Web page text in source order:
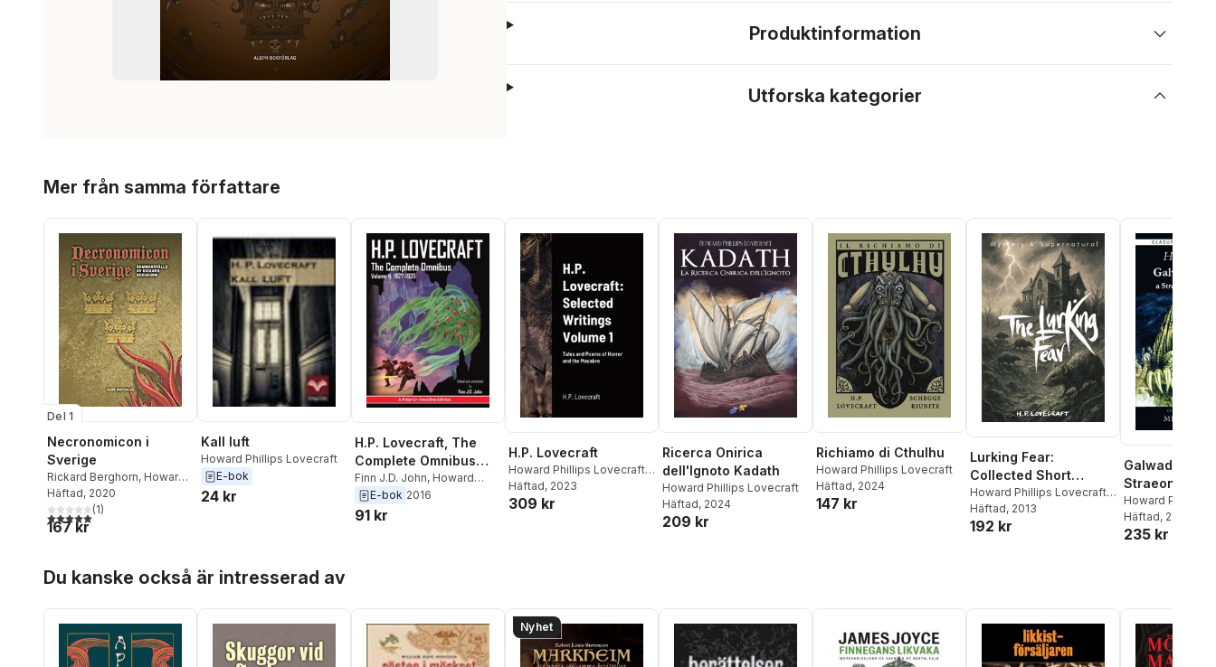
Produktinformation
Utforska kategorier
Mer från samma författare
Del 1
Necronomicon i
Sverige
Rickard Berghorn, Howard
Phillips Lovecraft
Adams Cram
Häftad, 2020
5,0utav 5 stjärnor. Totalt antal röster:
(1)
167 kr
Kall luft
Howard Phillips Lovecraft
E-bok
24 kr
H.P. Lovecraft, The
Complete Omnibus
Collection, Volume II
Finn J.D. John, Howard
Phillips Lovecraft
E-bok 2016
91 kr
H.P. Lovecraft
Howard Phillips Lovecraft,
C Augustine
Häftad, 2023
309 kr
Ricerca Onirica
dell'Ignoto Kadath
Howard Phillips Lovecraft
Häftad, 2024
209 kr
Richiamo di Cthulhu
Howard Phillips Lovecraft
Häftad, 2024
147 kr
Lurking Fear:
Collected Short
Stories Volume Four
Howard Phillips Lovecraft,
David Stuart Davies
Häftad, 2013
192 kr
Galwad
Straeon
Howard Phillips
Häftad, 2025
235 kr
Du kanske också är intresserad av
Nyhet